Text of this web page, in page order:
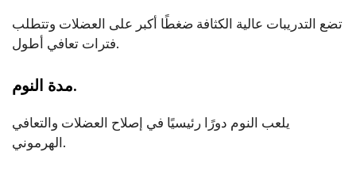
تضع التدريبات عالية الكثافة ضغطًا أكبر على العضلات وتتطلب
فترات تعافي أطول.
مدة النوم.
يلعب النوم دورًا رئيسيًا في إصلاح العضلات والتعافي
الهرموني.